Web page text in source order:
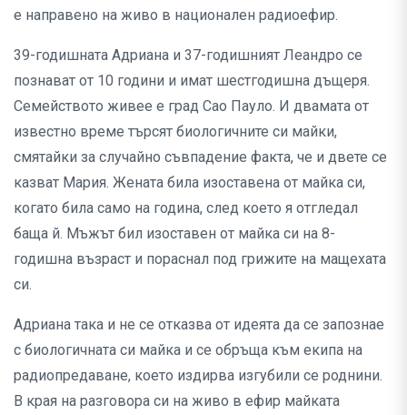
е направено на живо в национален радиоефир.
39-годишната Адриана и 37-годишният Леандро се
познават от 10 години и имат шестгодишна дъщеря.
Семейството живее е град Сао Пауло. И двамата от
известно време търсят биологичните си майки,
смятайки за случайно съвпадение факта, че и двете се
казват Мария. Жената била изоставена от майка си,
когато била само на година, след което я отгледал
баща й. Мъжът бил изоставен от майка си на 8-
годишна възраст и пораснал под грижите на мащехата
си.
Адриана така и не се отказва от идеята да се запознае
с биологичната си майка и се обръща към екипа на
радиопредаване, което издирва изгубили се роднини.
В края на разговора си на живо в ефир майката